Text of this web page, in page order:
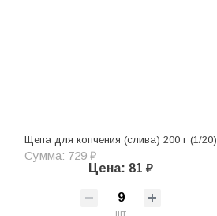
Щепа для копчения (слива) 200 г (1/20)
Сумма: 729 ₽
Цена: 81 ₽